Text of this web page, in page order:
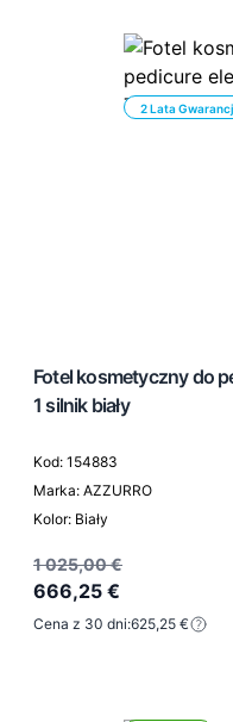
2 Lata
Fotel kosmetyczny do
1 silnik biały
Kod: 154883
Marka: AZZURRO
Kolor: Biały
1 025,00 €
666,25 €
Cena z 30 dni:625,25 €